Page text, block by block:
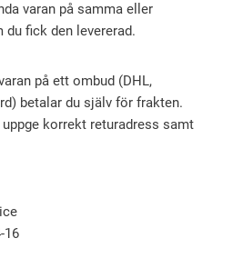
varan på samma eller
du fick den levererad.
på ett ombud (DHL,
betalar du själv för frakten.
korrekt returadress samt
16